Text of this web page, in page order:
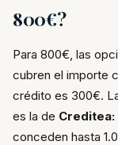
800€?
Para 800€, las
cubren el importe
crédito es 300€.
es la de Creditea:
conceden hasta